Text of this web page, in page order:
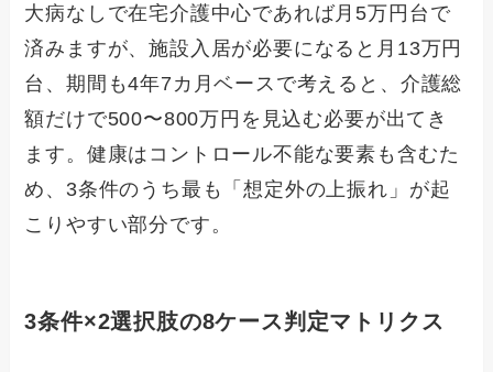
大病なしで在宅介護中心であれば月5万円台で
済みますが、施設入居が必要になると月13万円
台、期間も4年7カ月ベースで考えると、介護総
額だけで500〜800万円を見込む必要が出てき
ます。健康はコントロール不能な要素も含むた
め、3条件のうち最も「想定外の上振れ」が起
こりやすい部分です。
3条件×2選択肢の8ケース判定マトリクス